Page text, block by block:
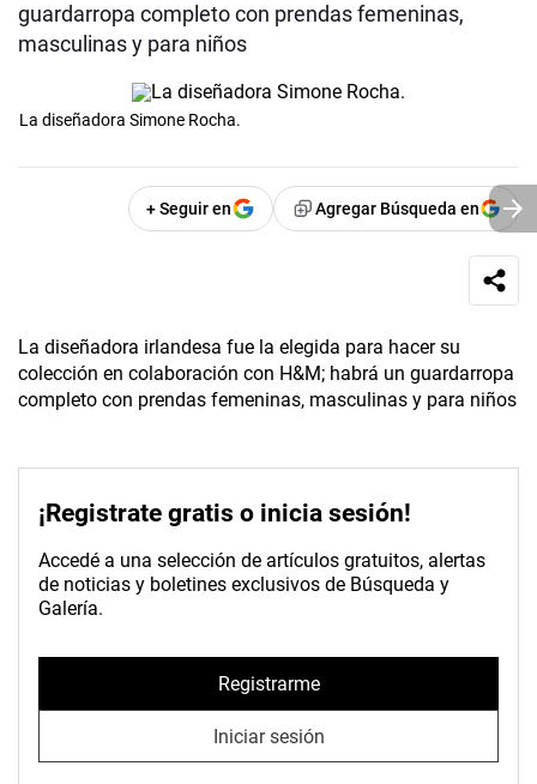
guardarropa completo con prendas femeninas,
masculinas y para niños
La diseñadora Simone Rocha.
+ Seguir en Agregar Búsqueda en
La diseñadora irlandesa fue la elegida para hacer su
colección en colaboración con H&M; habrá un guardarropa
completo con prendas femeninas, masculinas y para niños
¡Registrate gratis o inicia sesión!
Accedé a una selección de artículos gratuitos, alertas
de noticias y boletines exclusivos de Búsqueda y
Galería.
Registrarme
Iniciar sesión